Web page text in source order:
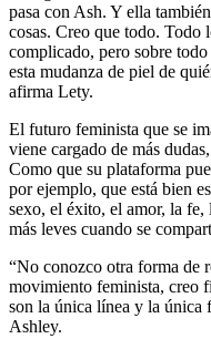
pasa con Ash. Y ella
cosas. Creo que todo.
complicado, pero sobre
esta mudanza de piel de
afirma Lety.
El futuro feminista que se
viene cargado de más
Como que su plataforma
por ejemplo, que está bien
sexo, el éxito, el amor, la
más leves cuando se
“No conozco otra forma de
movimiento feminista, creo
son la única línea y la única
Ashley.